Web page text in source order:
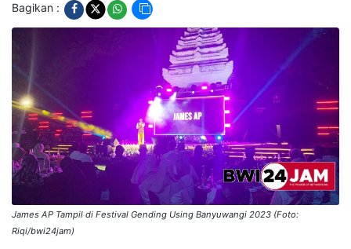
Bagikan :
James AP Tampil di Festival Gending Using Banyuwangi 2023 (Foto:
Riqi/bwi24jam)